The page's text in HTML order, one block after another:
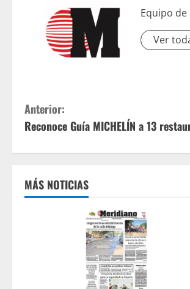
Equipo
Ver
S
i
g
u
Anterior:
Reconoce Guía MICHELÍN a 13
MÁS NOTICIAS